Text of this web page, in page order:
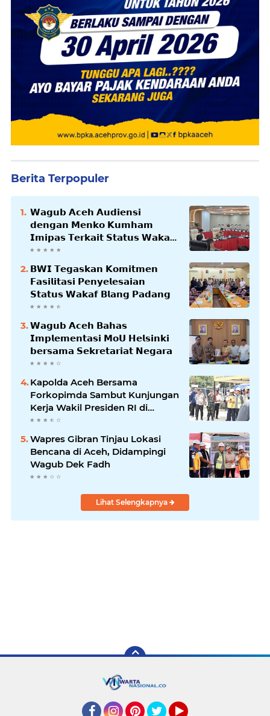
Berita Terpopuler
𝗪𝗮𝗴𝘂𝗯 𝗔𝗰𝗲𝗵 𝗔𝘂𝗱𝗶𝗲𝗻𝘀𝗶
𝗱𝗲𝗻𝗴𝗮𝗻 𝗠𝗲𝗻𝗸𝗼 𝗞𝘂𝗺𝗵𝗮𝗺
𝗜𝗺𝗶𝗽𝗮𝘀 𝗧𝗲𝗿𝗸𝗮𝗶𝘁 𝗦𝘁𝗮𝘁𝘂𝘀 𝗪𝗮𝗸𝗮𝗳
𝗕𝗹𝗮𝗻𝗴𝗽𝗮𝗱𝗮𝗻𝗴
𝗕𝗪𝗜 𝗧𝗲𝗴𝗮𝘀𝗸𝗮𝗻 𝗞𝗼𝗺𝗶𝘁𝗺𝗲𝗻
𝗙𝗮𝘀𝗶𝗹𝗶𝘁𝗮𝘀𝗶 𝗣𝗲𝗻𝘆𝗲𝗹𝗲𝘀𝗮𝗶𝗮𝗻
𝗦𝘁𝗮𝘁𝘂𝘀 𝗪𝗮𝗸𝗮𝗳 𝗕𝗹𝗮𝗻𝗴 𝗣𝗮𝗱𝗮𝗻𝗴
𝗪𝗮𝗴𝘂𝗯 𝗔𝗰𝗲𝗵 𝗕𝗮𝗵𝗮𝘀
𝗜𝗺𝗽𝗹𝗲𝗺𝗲𝗻𝘁𝗮𝘀𝗶 𝗠𝗼𝗨 𝗛𝗲𝗹𝘀𝗶𝗻𝗸𝗶
𝗯𝗲𝗿𝘀𝗮𝗺𝗮 𝗦𝗲𝗸𝗿𝗲𝘁𝗮𝗿𝗶𝗮𝘁 𝗡𝗲𝗴𝗮𝗿𝗮
Kapolda Aceh Bersama
Forkopimda Sambut Kunjungan
Kerja Wakil Presiden RI di
Kabupaten Bireuen
Wapres Gibran Tinjau Lokasi
Bencana di Aceh, Didampingi
Wagub Dek Fadh
Lihat Selengkapnya